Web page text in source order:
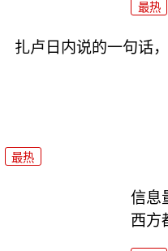
最热
扎卢日内说的一句话
最热
信息
西方